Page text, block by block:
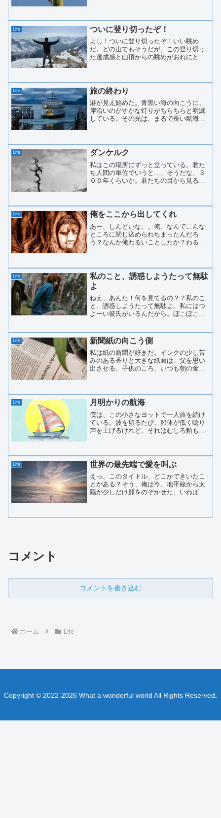
だ。争いの理由は、いつも立派に飾られ
ている。正義。信念。歴史。...
Life ついに登り切ったぞ！
よし！ついに登り切ったぞ！いい眺め
だ。どの山でもそうだが、この登り切っ
た達成感と山頂からの眺めがおれにとっ
と思ってしまう。おれの年齢だと死ぬま
でに登れる山も限られている...
Life 旅の終わり
港が見え始めた。青黒い海の向こうに、
岸沿いのかすかな灯りがちらちらと明滅
している。その光は、まるで長い航海を
られた。「もうすぐだね」と、男は目を
細めて言った。船の甲板に...
Life ダンケルク
私はこの場所にずっと立っている。君た
ち人間の単位でいうと…、そうだな、３
００年くらいか。君たちの目から見る
辺りもうっそうと木が茂っていて、にぎ
やかだった…。その頃は、私...
Life 俺をここから出してくれ
あー、しんどいな。。俺、なんでこんな
ところに閉じ込められちまったんだろ
う？なんか俺わるいことしたか？わるい
腕と足はどこへ行ったんだ？...
Life
私のこと、誘惑しようたって無駄
よ
ねえ、あんた！何を見てるの？？私のこ
と、誘惑しようたって無駄よ。私にはつ
よーい彼氏がいるんだから。ぼこぼこに
にいるわよ。。。今すぐ呼んできたって
いいのよ。嘘よ。。嘘あん...
Life 新聞紙の向こう側
私は紙の新聞が好きだ。インクの少し苦
みのある香りと大きな紙面は、父を思い
出させる。子供のころ、いつも朝の食卓
た。大人の世界を、一瞬でも感じること
ができたからだ。冷たくて...
Life 月明かりの航海
僕は、この小さなヨットで一人旅を続け
ている。波を切るたび、船体が低く唸り
声を上げるけれど、それはむしろ頼もし
っと遠くまで行けるものさ。この旅も、
もう5日目。嵐の夜も、静...
Life 世界の最先端で愛を叫ぶ
えっ、このタイトル、どこかできいたこ
とがある？そう、俺は今、地平線から太
陽が少しだけ顔をのぞかせた、いわば
トルに似ているからって、気にしない、
コメント
コメントを書き込む
ホーム Life
Copyright © 2022-2026 What a wonderful world All Rights Reserved.